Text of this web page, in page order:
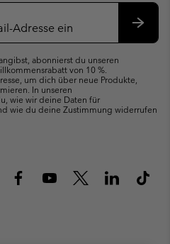
abonnierst du unseren
von 10 %.
um dich über neue Produkte,
In unseren
wie wir deine Daten für
wie du deine Zustimmung widerrufen